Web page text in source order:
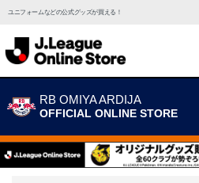
ユニフォームなどの公式グッズが買える！
RB OMIYA ARDIJA
OFFICIAL ONLINE STORE